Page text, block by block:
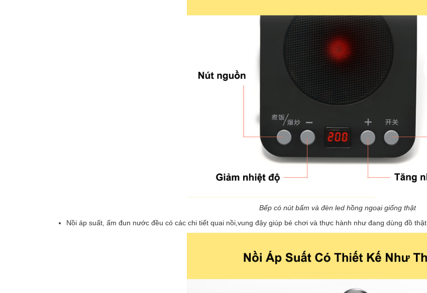
Bếp có nút bấm và đèn led hồng ngoại giống thật
Nồi áp suất, ấm đun nước đều có các chi tiết quai nồi,vung đậy giúp bé chơi và thực hành như đang dùng đồ thật